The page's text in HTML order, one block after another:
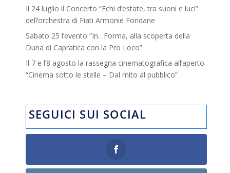
Il 24 luglio il Concerto “Echi d’estate, tra suoni e luci”
dell’orchestra di Fiati Armonie Fondane
Sabato 25 l’evento “In…Forma, alla scoperta della
Duna di Capratica con la Pro Loco”
Il 7 e l’8 agosto la rassegna cinematografica all’aperto
“Cinema sotto le stelle – Dal mito al pubblico”
SEGUICI SUI SOCIAL